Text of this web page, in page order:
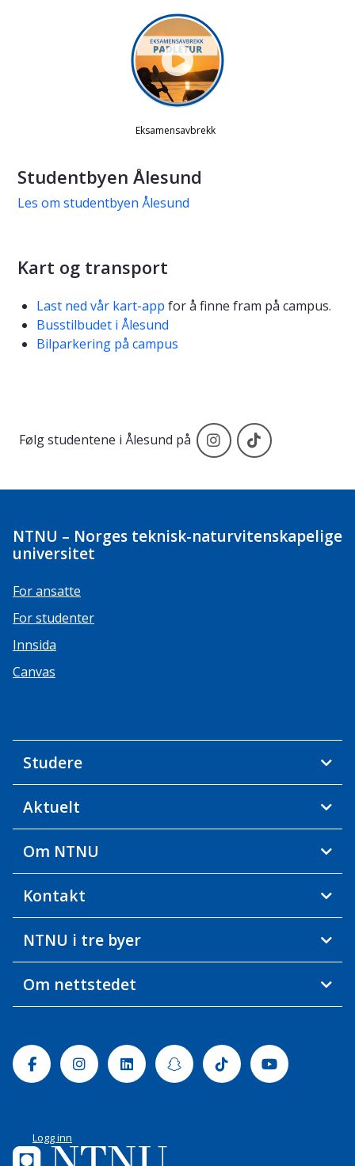
Studentbyen Ålesund
Les om studentbyen Ålesund
Kart og transport
Last ned vår kart-app for å finne fram på campus.
Busstilbudet i Ålesund
Bilparkering på campus
Følg studentene i Ålesund på InstagramTikTok
NTNU – Norges teknisk-naturvitenskapelige
universitet
For ansatte
For studenter
Innsida
Canvas
Studere
Aktuelt
Om NTNU
Kontakt
NTNU i tre byer
Om nettstedet
FacebookInstagramLinkedinSnapchatTiktok Youtube
Logg inn